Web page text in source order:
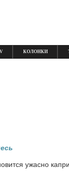
КОЛОНКИ
ужасно